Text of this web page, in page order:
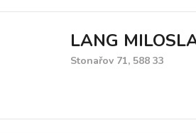
LANG
Stonařov 71, 588 33